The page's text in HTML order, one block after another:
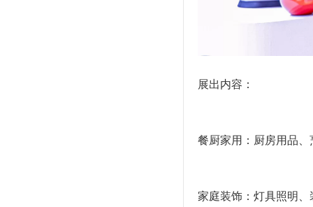
展出内容：
餐厨家用：厨房用品
家庭装饰：灯具照明